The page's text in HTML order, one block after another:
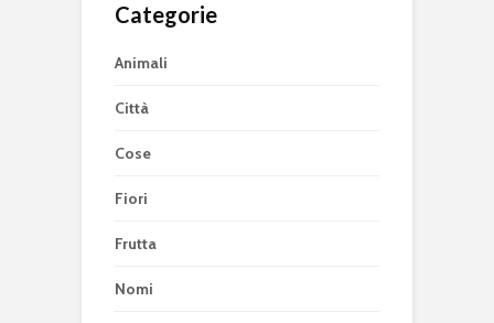
Categorie
Animali
Città
Cose
Fiori
Frutta
Nomi